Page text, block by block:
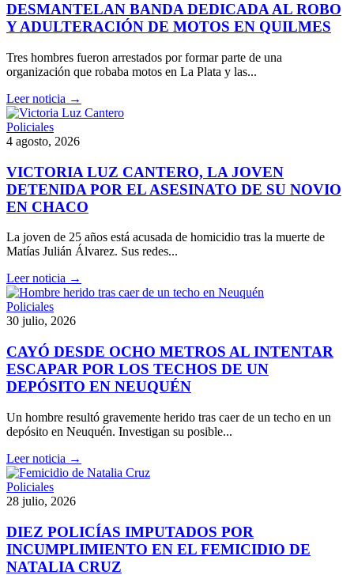
DESMANTELAN BANDA DEDICADA AL ROBO
Y ADULTERACIÓN DE MOTOS EN QUILMES
Tres hombres fueron arrestados por formar parte de una
organización que robaba motos en La Plata y las...
Leer noticia →
Policiales
4 agosto, 2026
VICTORIA LUZ CANTERO, LA JOVEN
DETENIDA POR EL ASESINATO DE SU NOVIO
EN CHACO
La joven de 25 años está acusada de homicidio tras la muerte de
Matías Julián Álvarez. Sus redes...
Leer noticia →
Policiales
30 julio, 2026
CAYÓ DESDE OCHO METROS AL INTENTAR
ESCAPAR POR LOS TECHOS DE UN
DEPÓSITO EN NEUQUÉN
Un hombre resultó gravemente herido tras caer de un techo en un
depósito en Neuquén. Investigan su posible...
Leer noticia →
Policiales
28 julio, 2026
DIEZ POLICÍAS IMPUTADOS POR
INCUMPLIMIENTO EN EL FEMICIDIO DE
NATALIA CRUZ